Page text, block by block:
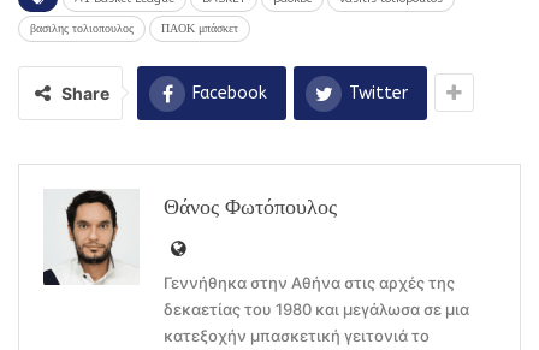
βασιλης τολιοπουλος ΠΑΟΚ μπάσκετ
Share Facebook Twitter
Θάνος Φωτόπουλος
Γεννήθηκα στην Αθήνα στις αρχές της
δεκαετίας του 1980 και μεγάλωσα σε μια
κατεξοχήν μπασκετική γειτονιά το